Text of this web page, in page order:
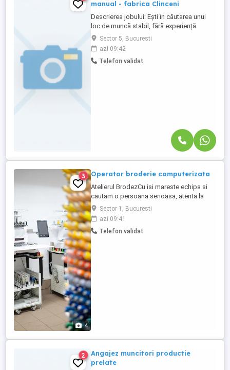
manual - fabrica Clinceni
Descrierea jobului: Ești în căutarea unui
loc de muncă stabil, fără experiență
necesară, într-o fabrică modernă din
Clinceni? Alătură-te echipei noastre ca
Operator Producție și beneficiază de
transport asigurat, un bonus lunar atractiv
Sector 5, Bucuresti
azi 09:42
Telefon validat
4
3 Operator broderie computerizata
Atelierul BrodezCu isi mareste echipa si
cautam o persoana serioasa, atenta la
detalii si dornica sa invete broderie
computerizata sau care are deja
experienta in domeniu. Ce cautam: -
Persoana organizata si responsabila -
Sector 1, Bucuresti
azi 09:41
Telefon validat
2
Angajez muncitori productie
prelate